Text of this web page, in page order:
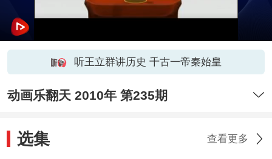
听王立群讲历史 千古一帝秦始皇
动画乐翻天 2010年 第235期
选集 查看更多